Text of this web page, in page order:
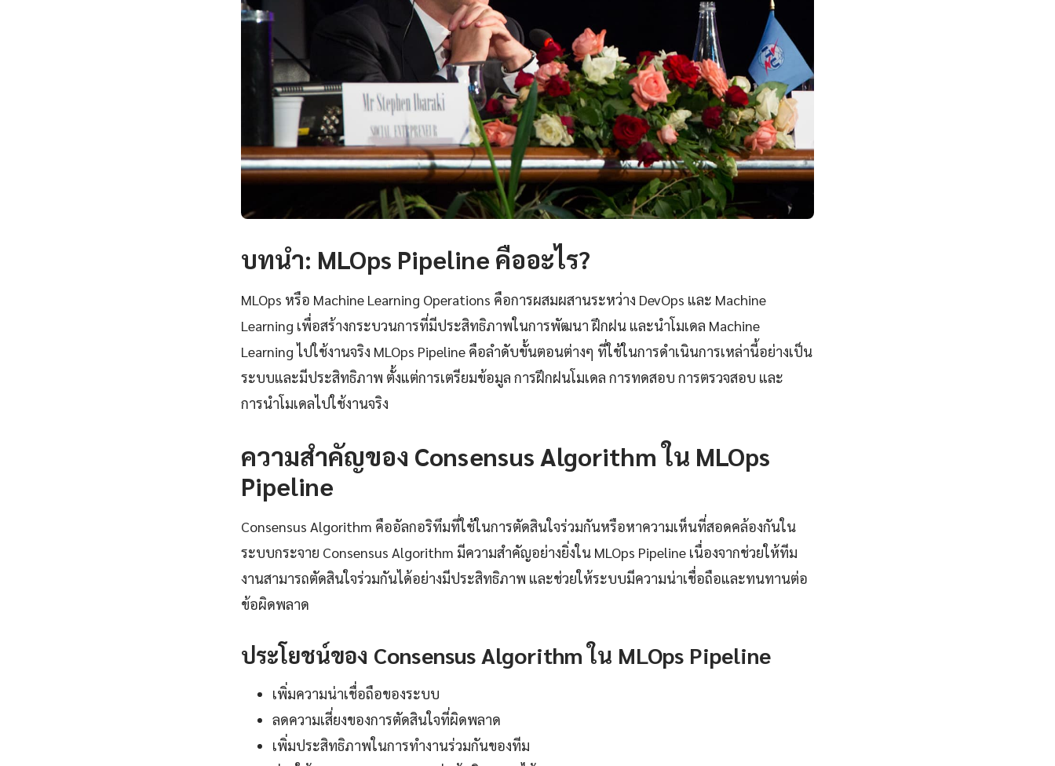
บทนำ: MLOps Pipeline คืออะไร?
MLOps หรือ Machine Learning Operations คือการผสมผสานระหว่าง DevOps และ Machine
Learning เพื่อสร้างกระบวนการที่มีประสิทธิภาพในการพัฒนา ฝึกฝน และนำโมเดล Machine
Learning ไปใช้งานจริง MLOps Pipeline คือลำดับขั้นตอนต่างๆ ที่ใช้ในการดำเนินการเหล่านี้อย่างเป็น
ระบบและมีประสิทธิภาพ ตั้งแต่การเตรียมข้อมูล การฝึกฝนโมเดล การทดสอบ การตรวจสอบ และ
การนำโมเดลไปใช้งานจริง
ความสำคัญของ Consensus Algorithm ใน MLOps
Pipeline
Consensus Algorithm คืออัลกอริทึมที่ใช้ในการตัดสินใจร่วมกันหรือหาความเห็นที่สอดคล้องกันใน
ระบบกระจาย Consensus Algorithm มีความสำคัญอย่างยิ่งใน MLOps Pipeline เนื่องจากช่วยให้ทีม
งานสามารถตัดสินใจร่วมกันได้อย่างมีประสิทธิภาพ และช่วยให้ระบบมีความน่าเชื่อถือและทนทานต่อ
ข้อผิดพลาด
ประโยชน์ของ Consensus Algorithm ใน MLOps Pipeline
เพิ่มความน่าเชื่อถือของระบบ
ลดความเสี่ยงของการตัดสินใจที่ผิดพลาด
เพิ่มประสิทธิภาพในการทำงานร่วมกันของทีม